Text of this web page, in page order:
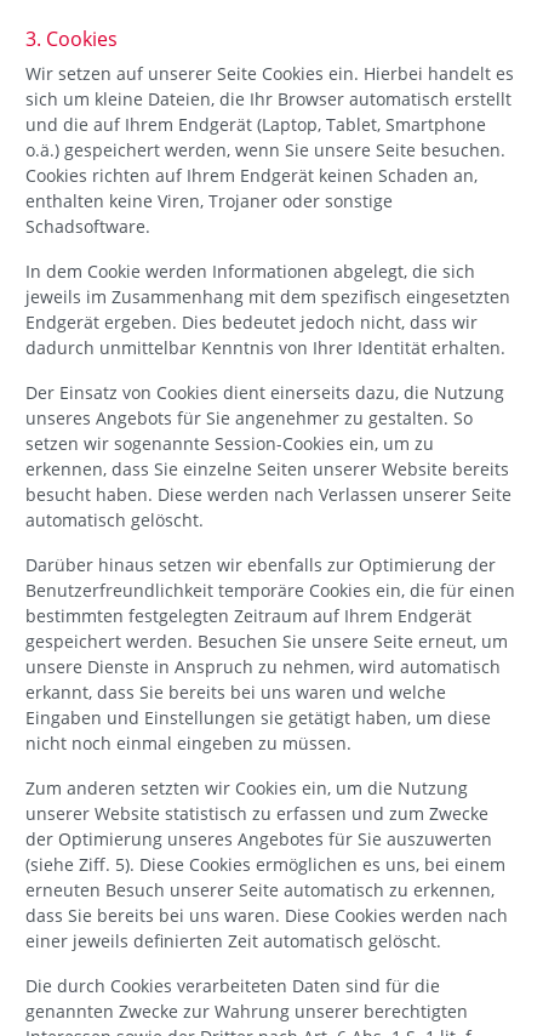
3. Cookies
Wir setzen auf unserer Seite Cookies ein. Hierbei handelt es
sich um kleine Dateien, die Ihr Browser automatisch erstellt
und die auf Ihrem Endgerät (Laptop, Tablet, Smartphone
o.ä.) gespeichert werden, wenn Sie unsere Seite besuchen.
Cookies richten auf Ihrem Endgerät keinen Schaden an,
enthalten keine Viren, Trojaner oder sonstige
Schadsoftware.
In dem Cookie werden Informationen abgelegt, die sich
jeweils im Zusammenhang mit dem spezifisch eingesetzten
Endgerät ergeben. Dies bedeutet jedoch nicht, dass wir
dadurch unmittelbar Kenntnis von Ihrer Identität erhalten.
Der Einsatz von Cookies dient einerseits dazu, die Nutzung
unseres Angebots für Sie angenehmer zu gestalten. So
setzen wir sogenannte Session-Cookies ein, um zu
erkennen, dass Sie einzelne Seiten unserer Website bereits
besucht haben. Diese werden nach Verlassen unserer Seite
automatisch gelöscht.
Darüber hinaus setzen wir ebenfalls zur Optimierung der
Benutzerfreundlichkeit temporäre Cookies ein, die für einen
bestimmten festgelegten Zeitraum auf Ihrem Endgerät
gespeichert werden. Besuchen Sie unsere Seite erneut, um
unsere Dienste in Anspruch zu nehmen, wird automatisch
erkannt, dass Sie bereits bei uns waren und welche
Eingaben und Einstellungen sie getätigt haben, um diese
nicht noch einmal eingeben zu müssen.
Zum anderen setzten wir Cookies ein, um die Nutzung
unserer Website statistisch zu erfassen und zum Zwecke
der Optimierung unseres Angebotes für Sie auszuwerten
(siehe Ziff. 5). Diese Cookies ermöglichen es uns, bei einem
erneuten Besuch unserer Seite automatisch zu erkennen,
dass Sie bereits bei uns waren. Diese Cookies werden nach
einer jeweils definierten Zeit automatisch gelöscht.
Die durch Cookies verarbeiteten Daten sind für die
genannten Zwecke zur Wahrung unserer berechtigten